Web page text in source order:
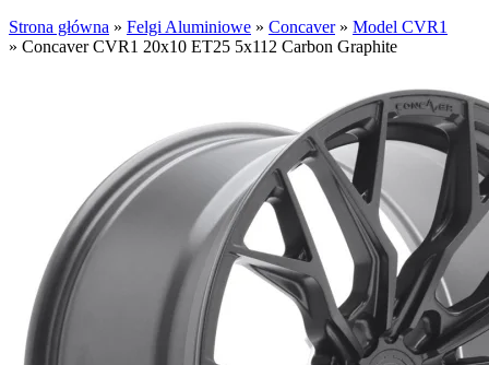
Strona główna » Felgi Aluminiowe » Concaver» Model CVR1
» Concaver CVR1 20x10 ET25 5x112 Carbon Graphite